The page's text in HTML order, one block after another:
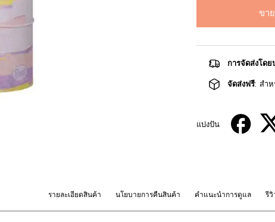
ขา
การจัดส่งโด
จัดส่งฟรี: สำ
แบ่งปัน
รายละเอียดสินค้า นโยบายการคืนสินค้า คำแนะนำการดูแล รี